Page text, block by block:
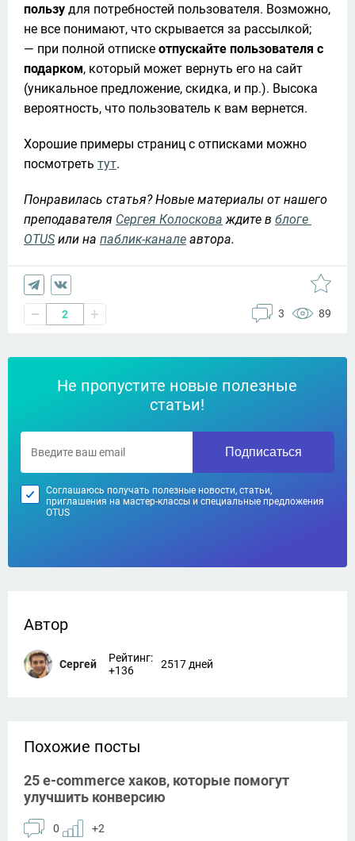
пользу для потребностей пользователя. Возможно,
не все понимают, что скрывается за рассылкой;
— при полной отписке отпускайте пользователя с
подарком, который может вернуть его на сайт
(уникальное предложение, скидка, и пр.). Высока
вероятность, что пользователь к вам вернется.
Хорошие примеры страниц с отписками можно
посмотреть тут.
Понравилась статья? Новые материалы от нашего
преподавателя Сергея Колоскова ждите в блоге
OTUS или на паблик-канале автора.
2 3 89
Не пропустите новые полезные
статьи!
Подписаться
Соглашаюсь получать полезные новости, статьи,
приглашения на мастер-классы и специальные предложения
OTUS
Автор
Сергей
Рейтинг:
+136
2517 дней
Похожие посты
25 e-commerce хаков, которые помогут
улучшить конверсию
0 +2